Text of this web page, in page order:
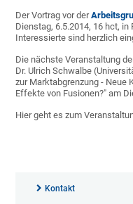
Der Vortrag vor der
Dienstag, 6.5.2014, 16 hct,
Interessierte sind herzlich
Die nächste Veranstaltung
Dr. Ulrich Schwalbe
zur Marktabgrenzung - Neue
Effekte von Fusionen?" am
Hier geht es zum
Kontakt